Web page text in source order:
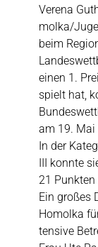
Verena
molka/
beim
einen 1.
spielt hat,
am 19. Mai
In der
III konnte
21 Punkten
Ein großes
Homolka
tensive